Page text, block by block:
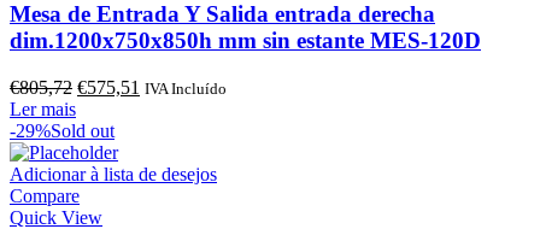
Mesa de Entrada Y Salida entrada derecha
dim.1200x750x850h mm sin estante MES-120D
€805,72 O
original
era:
€805,72.
€575,51 O
€575,51.
IVA Incluído
Ler mais
-29%Sold out
Adicionar à lista de desejos
Compare
Quick View